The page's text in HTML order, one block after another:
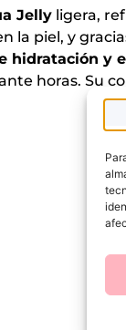
Jelly ligera,
la piel, y
hidratación y
horas. Su